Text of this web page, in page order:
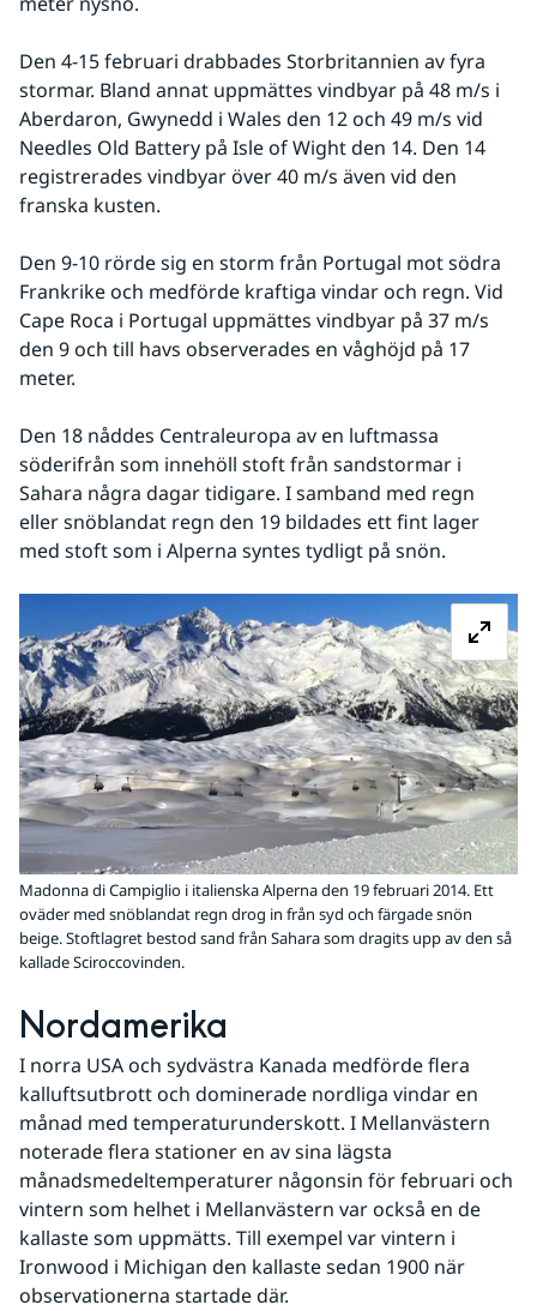
Den 4-15 februari drabbades Storbritannien av fyra
stormar. Bland annat uppmättes vindbyar på 48 m/s i
Aberdaron, Gwynedd i Wales den 12 och 49 m/s vid
Needles Old Battery på Isle of Wight den 14. Den 14
registrerades vindbyar över 40 m/s även vid den
franska kusten.
Den 9-10 rörde sig en storm från Portugal mot södra
Frankrike och medförde kraftiga vindar och regn. Vid
Cape Roca i Portugal uppmättes vindbyar på 37 m/s
den 9 och till havs observerades en våghöjd på 17
meter.
Den 18 nåddes Centraleuropa av en luftmassa
söderifrån som innehöll stoft från sandstormar i
Sahara några dagar tidigare. I samband med regn
eller snöblandat regn den 19 bildades ett fint lager
med stoft som i Alperna syntes tydligt på snön.
Madonna di Campiglio i italienska Alperna den 19 februari 2014. Ett
oväder med snöblandat regn drog in från syd och färgade snön
beige. Stoftlagret bestod sand från Sahara som dragits upp av den så
kallade Sciroccovinden.
Nordamerika
I norra USA och sydvästra Kanada medförde flera
kalluftsutbrott och dominerade nordliga vindar en
månad med temperaturunderskott. I Mellanvästern
noterade flera stationer en av sina lägsta
månadsmedeltemperaturer någonsin för februari och
vintern som helhet i Mellanvästern var också en de
kallaste som uppmätts. Till exempel var vintern i
Ironwood i Michigan den kallaste sedan 1900 när
observationerna startade där.